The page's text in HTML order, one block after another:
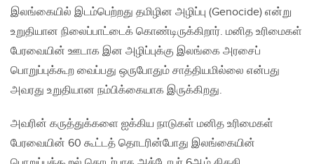
இலங்கையில் இடம்பெற்றது தமிழின அழிப்பு (Genocide) என்று
உறுதியான நிலைப்பாட்டைக் கொண்டிருக்கிறார். மனித உரிமைகள்
பேரவையின் ஊடாக இன அழிப்புக்கு இலங்கை அரசைப்
பொறுப்புக்கூற வைப்பது ஒருபோதும் சாத்தியமில்லை என்பது
அவரது உறுதியான நம்பிக்கையாக இருக்கிறது.
அவரின் கருத்துக்களை ஐக்கிய நாடுகள் மனித உரிமைகள்
பேரவையின் 60 கூட்டத் தொடரின்போது இலங்கையின்